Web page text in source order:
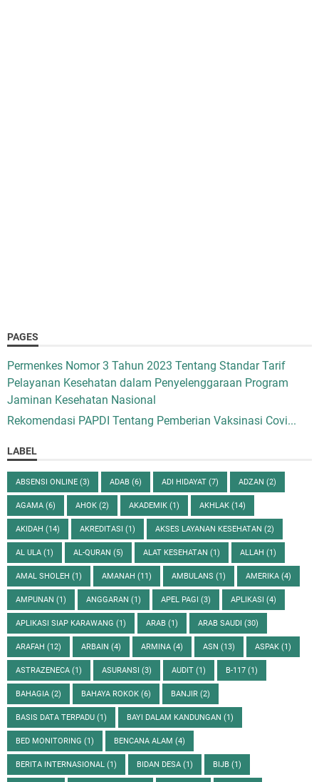
PAGES
Permenkes Nomor 3 Tahun 2023 Tentang Standar Tarif
Pelayanan Kesehatan dalam Penyelenggaraan Program
Jaminan Kesehatan Nasional
Rekomendasi PAPDI Tentang Pemberian Vaksinasi Covi...
LABEL
ABSENSI ONLINE (3) ADAB (6) ADI HIDAYAT (7) ADZAN (2)
AGAMA (6) AHOK (2) AKADEMIK (1) AKHLAK (14)
AKIDAH (14) AKREDITASI (1) AKSES LAYANAN KESEHATAN (2)
AL ULA (1) AL-QURAN (5) ALAT KESEHATAN (1) ALLAH (1)
AMAL SHOLEH (1) AMANAH (11) AMBULANS (1) AMERIKA (4)
AMPUNAN (1) ANGGARAN (1) APEL PAGI (3) APLIKASI (4)
APLIKASI SIAP KARAWANG (1) ARAB (1) ARAB SAUDI (30)
ARAFAH (12) ARBAIN (4) ARMINA (4) ASN (13) ASPAK (1)
ASTRAZENECA (1) ASURANSI (3) AUDIT (1) B-117 (1)
BAHAGIA (2) BAHAYA ROKOK (6) BANJIR (2)
BASIS DATA TERPADU (1) BAYI DALAM KANDUNGAN (1)
BED MONITORING (1) BENCANA ALAM (4)
BERITA INTERNASIONAL (1) BIDAN DESA (1) BIJB (1)